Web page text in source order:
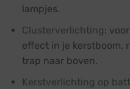
lampjes.
Clusterverlichting:
effect in je kerstboom,
trap naar boven.
Kerstverlichting op